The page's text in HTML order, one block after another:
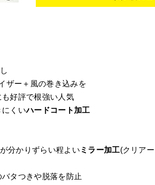
ザー＋風の巻き込みを
好評で根強い人気
にくいハードコート加工
分かりずらい程よい ミラー加工(クリア
タつきや脱落を防止